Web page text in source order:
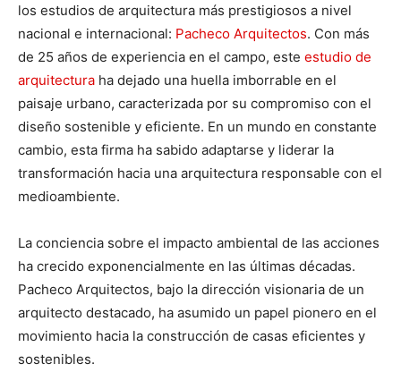
los estudios de arquitectura más prestigiosos a nivel
nacional e internacional: Pacheco Arquitectos. Con más
de 25 años de experiencia en el campo, este estudio de
arquitectura ha dejado una huella imborrable en el
paisaje urbano, caracterizada por su compromiso con el
diseño sostenible y eficiente. En un mundo en constante
cambio, esta firma ha sabido adaptarse y liderar la
transformación hacia una arquitectura responsable con el
medioambiente.
La conciencia sobre el impacto ambiental de las acciones
ha crecido exponencialmente en las últimas décadas.
Pacheco Arquitectos, bajo la dirección visionaria de un
arquitecto destacado, ha asumido un papel pionero en el
movimiento hacia la construcción de casas eficientes y
sostenibles.